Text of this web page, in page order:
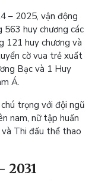
– 2025, vận động
563 huy chương các
121 huy chương và
cờ vua trẻ xuất
Bạc và 1 Huy
Á.
trọng với đội ngũ
nam, nữ tập huấn
Thi đấu thể thao
2031